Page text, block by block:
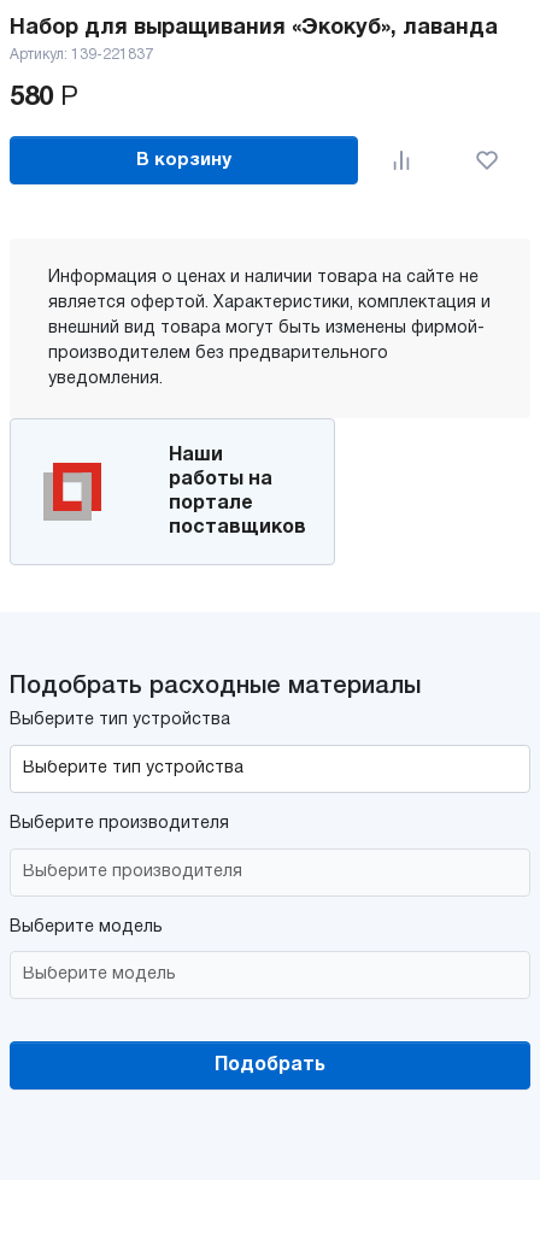
Набор для выращивания «Экокуб», лаванда
Артикул: 139-221837
580 Р
В корзину
Информация о ценах и наличии товара на сайте не
является офертой. Характеристики, комплектация и
внешний вид товара могут быть изменены фирмой-
производителем без предварительного
уведомления.
Наши
работы на
портале
поставщиков
Подобрать расходные материалы
Выберите тип устройства
Выберите производителя
Выберите модель
Подобрать